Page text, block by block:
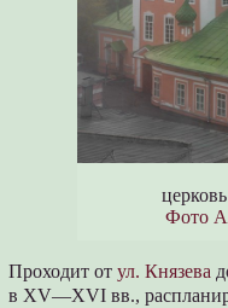
Фото
Проходит отул. Князева
в XV—XVI вв.,